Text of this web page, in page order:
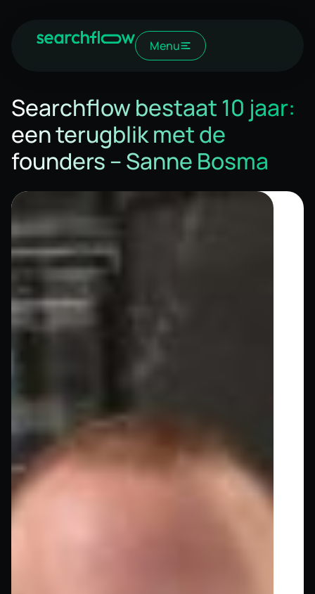
Menu
Searchflow bestaat 10 jaar:
een terugblik met de
founders – Sanne Bosma